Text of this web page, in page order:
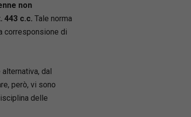
non
443 c.c. Tale norma
corresponsione di
dal
però, vi sono
delle